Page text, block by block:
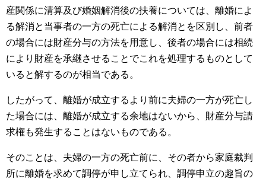
産関係に清算及び婚姻解消後の扶養については、離婚によ
る解消と当事者の一方の死亡による解消とを区別し、前者
の場合には財産分与の方法を用意し、後者の場合には相続
により財産を承継させることでこれを処理するものとして
いると解するのが相当である。
したがって、離婚が成立するより前に夫婦の一方が死亡し
た場合には、離婚が成立する余地はないから、財産分与請
求権も発生することはないものである。
そのことは、夫婦の一方の死亡前に、その者から家庭裁判
所に離婚を求めて調停が申し立てられ、調停申立の趣旨の